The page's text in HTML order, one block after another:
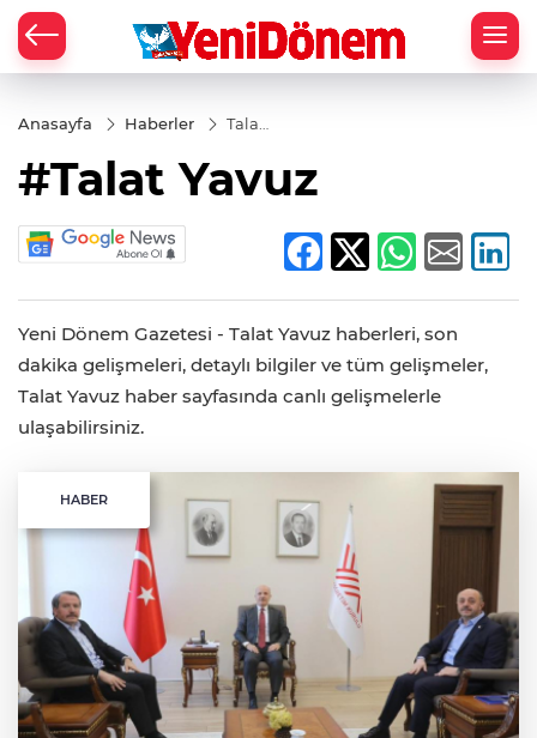
Anasayfa Haberler
Talat
#Talat Yavuz
Yeni Dönem Gazetesi - Talat Yavuz haberleri, son
dakika gelişmeleri, detaylı bilgiler ve tüm gelişmeler,
Talat Yavuz haber sayfasında canlı gelişmelerle
ulaşabilirsiniz.
HABER